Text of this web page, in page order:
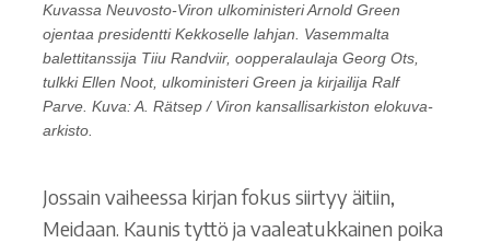
Kuvassa Neuvosto-Viron ulkoministeri Arnold Green
ojentaa presidentti Kekkoselle lahjan. Vasemmalta
balettitanssija Tiiu Randviir, oopperalaulaja Georg Ots,
tulkki Ellen Noot, ulkoministeri Green ja kirjailija Ralf
Parve. Kuva: A. Rätsep / Viron kansallisarkiston elokuva-
arkisto.
Jossain vaiheessa kirjan fokus siirtyy äitiin,
Meidaan. Kaunis tyttö ja vaaleatukkainen poika